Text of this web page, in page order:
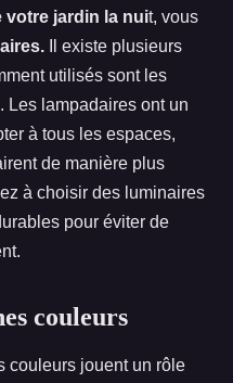
votre jardin la nuit, vous
Il existe plusieurs
utilisés sont les
Les lampadaires ont un
à tous les espaces,
de manière plus
à choisir des luminaires
pour éviter de
couleurs
couleurs jouent un rôle